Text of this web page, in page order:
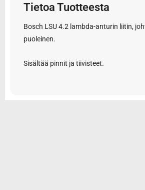
Tietoa Tuotteesta
Bosch LSU 4.2 lambda-anturin liitin,
puoleinen.
Sisältää pinnit ja tiivisteet.